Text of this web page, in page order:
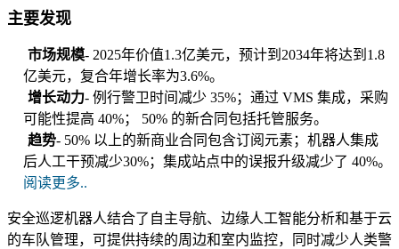
主要发现
市场规模- 2025年价值1.3亿美元，预计到2034年将达到1.8
亿美元，复合年增长率为3.6%。
增长动力- 例行警卫时间减少 35%；通过 VMS 集成，采购
可能性提高 40%； 50% 的新合同包括托管服务。
趋势- 50% 以上的新商业合同包含订阅元素；机器人集成
后人工干预减少30%；集成站点中的误报升级减少了 40%。
阅读更多..
安全巡逻机器人结合了自主导航、边缘人工智能分析和基于云
的车队管理，可提供持续的周边和室内监控，同时减少人类警